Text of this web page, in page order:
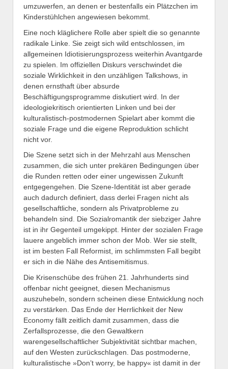
umzuwerfen, an denen er bestenfalls ein Plätzchen im
Kinderstühlchen angewiesen bekommt.
Eine noch kläglichere Rolle aber spielt die so genannte
radikale Linke. Sie zeigt sich wild entschlossen, im
allgemeinen Idiotisierungsprozess weiterhin Avantgarde
zu spielen. Im offiziellen Diskurs verschwindet die
soziale Wirklichkeit in den unzähligen Talkshows, in
denen ernsthaft über absurde
Beschäftigungsprogramme diskutiert wird. In der
ideologiekritisch orientierten Linken und bei der
kulturalistisch-postmodernen Spielart aber kommt die
soziale Frage und die eigene Reproduktion schlicht
nicht vor.
Die Szene setzt sich in der Mehrzahl aus Menschen
zusammen, die sich unter prekären Bedingungen über
die Runden retten oder einer ungewissen Zukunft
entgegengehen. Die Szene-Identität ist aber gerade
auch dadurch definiert, dass derlei Fragen nicht als
gesellschaftliche, sondern als Privatprobleme zu
behandeln sind. Die Sozialromantik der siebziger Jahre
ist in ihr Gegenteil umgekippt. Hinter der sozialen Frage
lauere angeblich immer schon der Mob. Wer sie stellt,
ist im besten Fall Reformist, im schlimmsten Fall begibt
er sich in die Nähe des Antisemitismus.
Die Krisenschübe des frühen 21. Jahrhunderts sind
offenbar nicht geeignet, diesen Mechanismus
auszuhebeln, sondern scheinen diese Entwicklung noch
zu verstärken. Das Ende der Herrlichkeit der New
Economy fällt zeitlich damit zusammen, dass die
Zerfallsprozesse, die den Gewaltkern
warengesellschaftlicher Subjektivität sichtbar machen,
auf den Westen zurückschlagen. Das postmoderne,
kulturalistische »Don’t worry, be happy« ist damit in der